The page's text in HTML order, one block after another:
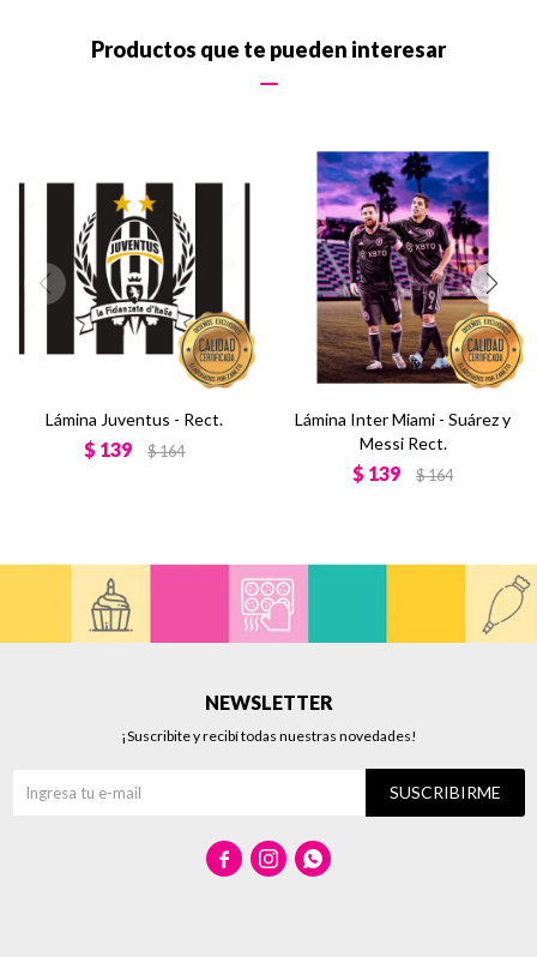
Productos que te pueden interesar
Lámina Juventus - Rect.
$ 139 $164
Lámina Inter Miami - Suárez y
Messi Rect.
$ 139 $164
NEWSLETTER
¡Suscribite y recibí todas nuestras novedades!
SUSCRIBIRME
  